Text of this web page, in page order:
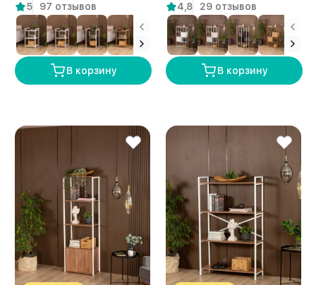
полками Двина белый/
амаретто
5 97 отзывов
В корзину
белый/амаретто
4,8 29 отзывов
В корзину